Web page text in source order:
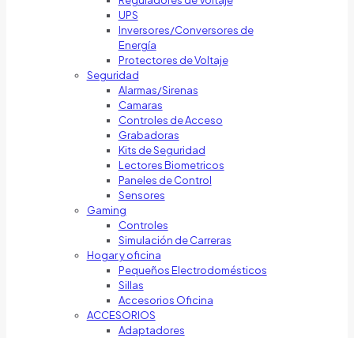
UPS
Inversores/Conversores de
Energía
Protectores de Voltaje
Seguridad
Alarmas/Sirenas
Camaras
Controles de Acceso
Grabadoras
Kits de Seguridad
Lectores Biometricos
Paneles de Control
Sensores
Gaming
Controles
Simulación de Carreras
Hogar y oficina
Pequeños Electrodomésticos
Sillas
Accesorios Oficina
ACCESORIOS
Adaptadores